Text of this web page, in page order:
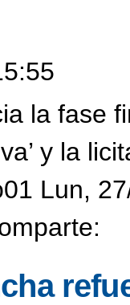
la fase
y la
Lun,